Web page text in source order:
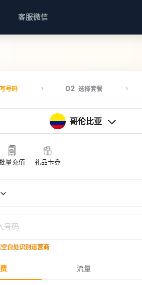
客服微信
号码 02 选择套餐
哥伦比亚
量充值 礼品卡券
号码
白处识别运营商
流量